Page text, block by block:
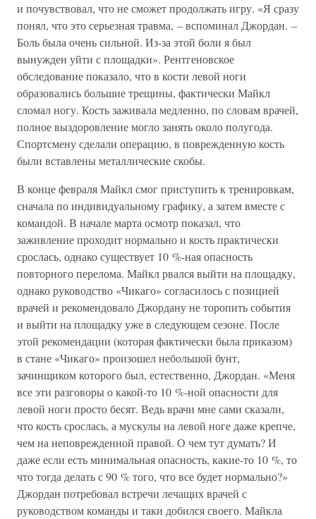
и почувствовал, что не сможет продолжать игру. «Я сразу
понял, что это серьезная травма, – вспоминал Джордан. –
Боль была очень сильной. Из-за этой боли я был
вынужден уйти с площадки». Рентгеновское
обследование показало, что в кости левой ноги
образовались большие трещины, фактически Майкл
сломал ногу. Кость заживала медленно, по словам врачей,
полное выздоровление могло занять около полугода.
Спортсмену сделали операцию, в поврежденную кость
были вставлены металлические скобы.
В конце февраля Майкл смог приступить к тренировкам,
сначала по индивидуальному графику, а затем вместе с
командой. В начале марта осмотр показал, что
заживление проходит нормально и кость практически
срослась, однако существует 10 %-ная опасность
повторного перелома. Майкл рвался выйти на площадку,
однако руководство «Чикаго» согласилось с позицией
врачей и рекомендовало Джордану не торопить события
и выйти на площадку уже в следующем сезоне. После
этой рекомендации (которая фактически была приказом)
в стане «Чикаго» произошел небольшой бунт,
зачинщиком которого был, естественно, Джордан. «Меня
все эти разговоры о какой-то 10 %-ной опасности для
левой ноги просто бесят. Ведь врачи мне сами сказали,
что кость срослась, а мускулы на левой ноге даже крепче,
чем на неповрежденной правой. О чем тут думать? И
даже если есть минимальная опасность, какие-то 10 %, то
что тогда делать с 90 % того, что все будет нормально?»
Джордан потребовал встречи лечащих врачей с
руководством команды и таки добился своего. Майкла